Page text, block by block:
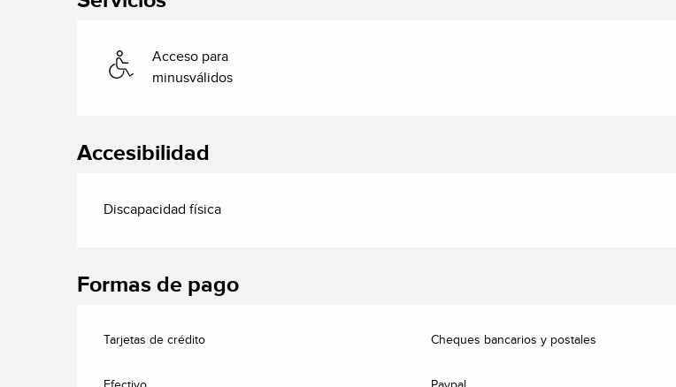
Acceso para
minusválidos
Accesibilidad
Discapacidad física
Formas de pago
Tarjetas de crédito Cheques bancarios y postales